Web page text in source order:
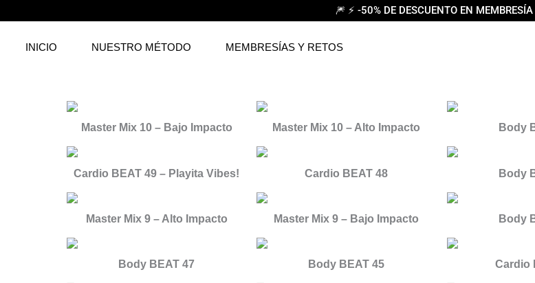
al
🎆 ⚡ -50% DE DESCUENTO EN
INICIO NUESTRO MÉTODO MEMBRESÍAS Y RETOS
Master Mix 10 – Bajo Impacto Master Mix 10 – Alto Impacto Body
Cardio BEAT 49 – Playita Vibes! Cardio BEAT 48 Body
Master Mix 9 – Alto Impacto Master Mix 9 – Bajo Impacto Body
Body BEAT 47 Body BEAT 45 Cardio